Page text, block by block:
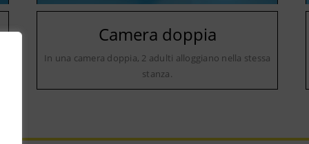
Camera doppia
In una camera doppia, 2 adulti alloggiano nella stessa
stanza.